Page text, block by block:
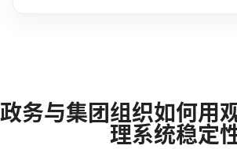
政务与集团组织如何用
理系统稳定